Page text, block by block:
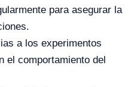
para asegurar la
a los experimentos
el comportamiento del